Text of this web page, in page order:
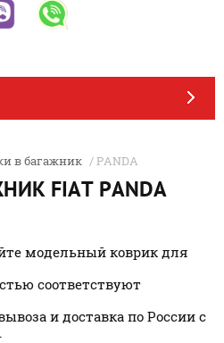
в багажник / PANDA
FIAT PANDA
модельный коврик для
соответствуют
и доставка по России с